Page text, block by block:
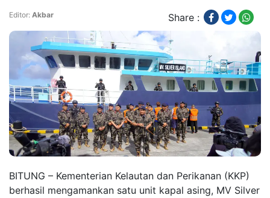
Editor: Akbar Share :
BITUNG – Kementerian Kelautan dan Perikanan (KKP)
berhasil mengamankan satu unit kapal asing, MV Silver